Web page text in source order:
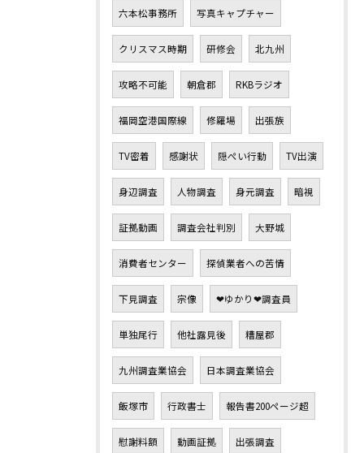
六本松事務所 写真キャプチャー
クリスマス時期 研修会 北九州
攻略不可能 朝倉郡 RKBラジオ
福岡空港国際線 修羅場 出張族
TV密着 感謝状 隠ぺい行動 TV出演
身辺調査 人物調査 身元調査 暗視
証拠動画 調査会社判別 大野城
消費者センター 探偵業者への苦情
下見調査 宗像 ❤ゆかり❤調査員
単独尾行 他社露見後 糟屋郡
九州調査業協会 日本調査業協会
飯塚市 行政書士 報告書200ページ超
慰謝料額 動画証拠 出張調査